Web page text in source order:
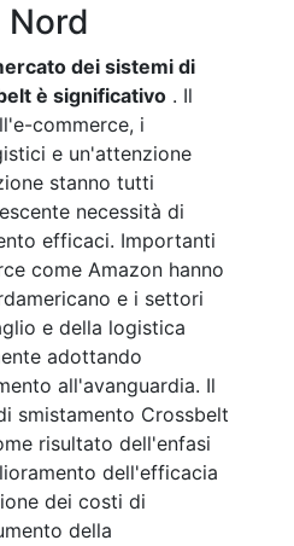
Nord
dei sistemi di
è significativo . Il
commerce, i
e un'attenzione
stanno tutti
necessità di
efficaci. Importanti
come Amazon hanno
e i settori
e della logistica
adottando
all'avanguardia. Il
smistamento Crossbelt
risultato dell'enfasi
dell'efficacia
dei costi di
della